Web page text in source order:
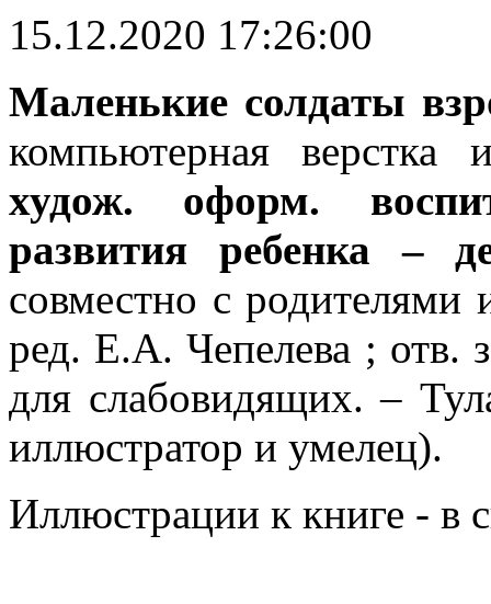
15.12.2020 17:26:00
Маленькие солдаты
компьютерная
худож. оформ.
развития ребенка
совместно с родителями
ред. Е.А. Чепелева ; отв.
для слабовидящих. –
иллюстратор и умелец).
Иллюстрации к книге - в